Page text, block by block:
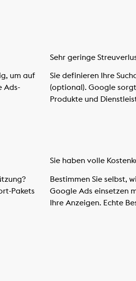
um auf
Ads-
Sehr geringe
Sie definieren Ihre
(optional). Google
Produkte und
Pakets
Sie haben volle
Bestimmen Sie selbst,
Google Ads einsetzen
Ihre Anzeigen. Echte